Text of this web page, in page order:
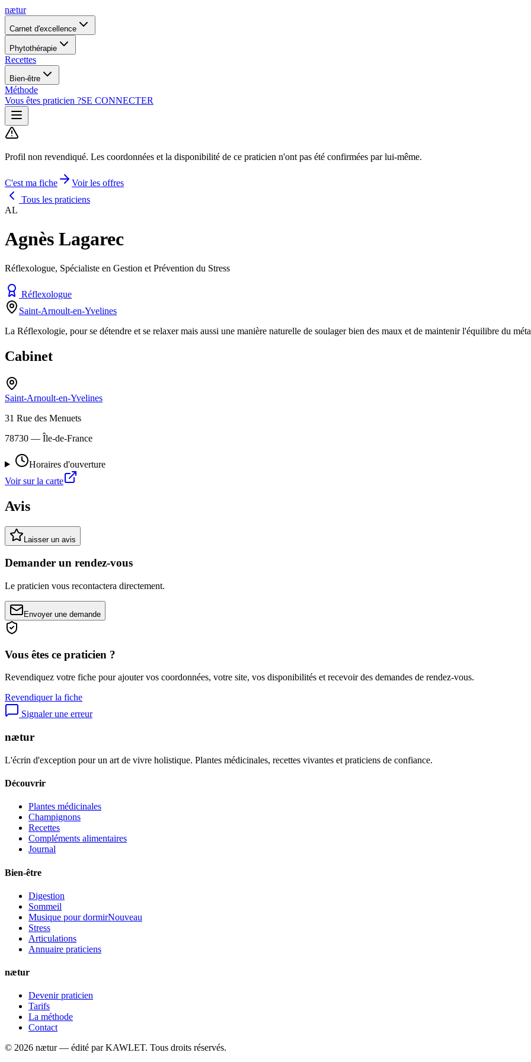
nætur
Carnet d'excellence
Phytothérapie
Recettes
Bien-être
Méthode
Vous êtes praticien ?SE CONNECTER
Profil non revendiqué. Les coordonnées et la disponibilité de ce praticien n'ont pas été confirmées par lui-même.
C'est ma fiche
Voir les offres
Tous les praticiens
AL
Agnès Lagarec
Réflexologue, Spécialiste en Gestion et Prévention du Stress
Réflexologue
Saint-Arnoult-en-Yvelines
La Réflexologie, pour se détendre et se relaxer mais aussi une manière naturelle de soulager bien des maux et de maintenir l'équilibre du
Cabinet
Saint-Arnoult-en-Yvelines
31 Rue des Menuets
78730 — Île-de-France
Horaires d'ouverture
Voir sur la carte
Avis
Laisser un avis
Demander un rendez-vous
Le praticien vous recontactera directement.
Envoyer une demande
Vous êtes ce praticien ?
Revendiquez votre fiche pour ajouter vos coordonnées, votre site, vos disponibilités et recevoir des demandes de rendez-vous.
Revendiquer la fiche
Signaler une erreur
nætur
L'écrin d'exception pour un art de vivre holistique. Plantes médicinales, recettes vivantes et praticiens de confiance.
Découvrir
Plantes médicinales
Champignons
Recettes
Compléments alimentaires
Journal
Bien-être
Digestion
Sommeil
Musique pour dormirNouveau
Stress
Articulations
Annuaire praticiens
nætur
Devenir praticien
Tarifs
La méthode
Contact
© 2026 nætur — édité par KAWLET. Tous droits réservés.